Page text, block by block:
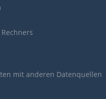
mit anderen Datenquellen